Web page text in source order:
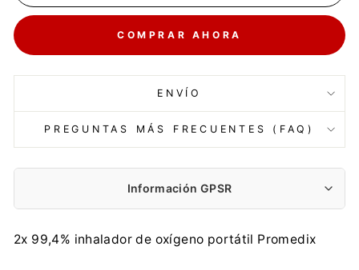
COMPRAR AHORA
ENVÍO
PREGUNTAS MÁS FRECUENTES (FAQ)
Información GPSR
Fabricante:
Centrumelektroniki.EU Sp. z o.o.
2x 99,4% inhalador de oxígeno portátil Promedix